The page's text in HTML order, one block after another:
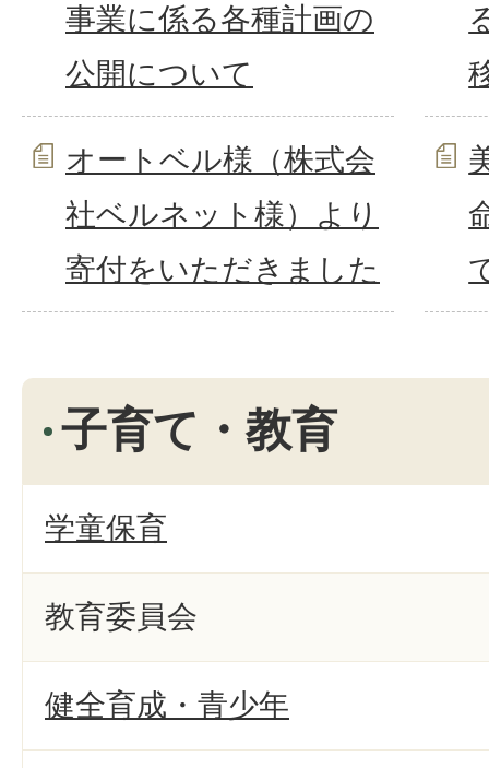
事業に係る各種計画の
公開について
オートベル様（株式会
社ベルネット様）より
寄付をいただきました
子育て・教育
学童保育
教育委員会
健全育成・青少年